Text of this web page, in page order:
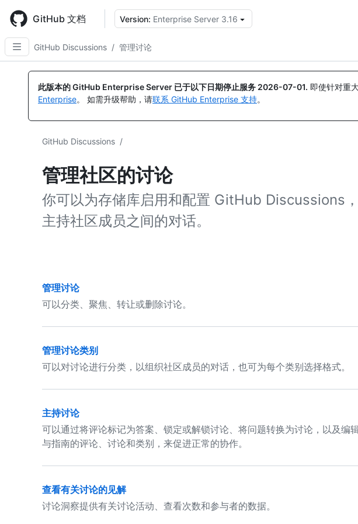
main
content
GitHub 文档 Version: Enterprise Server 3.16
GitHub Discussions / 管理讨论
此版本的 GitHub Enterprise Server 已于以下日期停止服务 2026-07-01. 即使针对重
Enterprise。 如需升级帮助，请联系 GitHub Enterprise 支持。
GitHub Discussions /
管理社区的讨论
你可以为存储库启用和配置 GitHub Discussions
主持社区成员之间的对话。
管理讨论
可以分类、聚焦、转让或删除讨论。
管理讨论类别
可以对讨论进行分类，以组织社区成员的对话，也可为每个类别选择格式。
主持讨论
可以通过将评论标记为答案、锁定或解锁讨论、将问题转换为讨论，以及编
与指南的评论、讨论和类别，来促进正常的协作。
查看有关讨论的见解
讨论洞察提供有关讨论活动、查看次数和参与者的数据。